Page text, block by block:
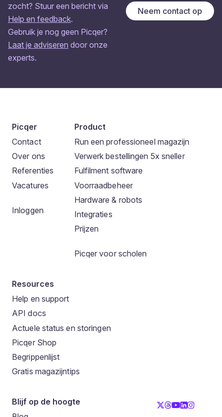
zocht? Stuur een bericht via
Help en feedback.
Gebruik je nog geen Picqer?
Laat je adviseren door onze
experts.
Neem contact op
Picqer
Contact
Over ons
Referenties
Vacatures
Inloggen
Product
Run een professioneel magazijn
Verwerk bestellingen 5x sneller
Fulfilment software
Voorraadbeheer
Hardware & robots
Integraties
Prijzen
Picqer voor scholen
Resources
Help en support
API docs
Actuele status en storingen
Picqer Shop
Begrippenlijst
Gratis magazijntips
Blijf op de hoogte